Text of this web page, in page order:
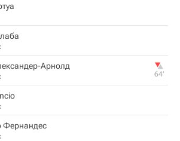
Арнолд
64‎’‎
Фернандес